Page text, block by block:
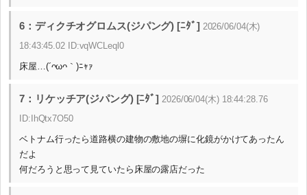
6：ディクチオグロムス(ジパング) [ﾆﾀﾞ] 2026/06/04(木)
18:43:45.02 ID:vqWCLeql0
床屋…(´ᴖωᴖ｀)ﾆｬｧ
7：リケッチア(ジパング) [ﾆﾀﾞ] 2026/06/04(木) 18:44:28.76
ID:IhQtx7O50
ベトナム行ったら道路横の建物の敷地の塀に化鏡がかけてあったん
だよ
何だろうと思って見ていたら床屋の露店だった